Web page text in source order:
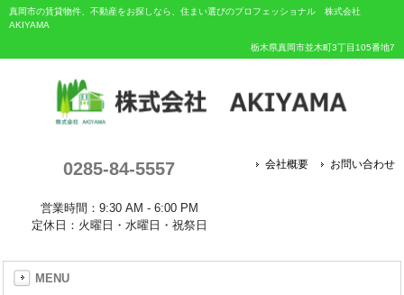
真岡市の賃貸物件、不動産をお探しなら、住まい選びのプロフェッショナル 株式会社
AKIYAMA
栃木県真岡市並木町3丁目105番地7
0285-84-5557
営業時間：9:30 AM - 6:00 PM
定休日：火曜日・水曜日・祝祭日
会社概要 お問い合わせ
MENU